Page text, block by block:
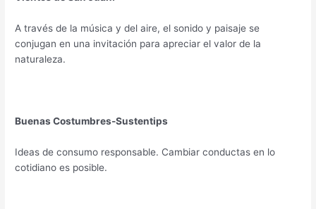
A través de la música y del aire, el sonido y paisaje se
conjugan en una invitación para apreciar el valor de la
naturaleza.
Buenas Costumbres-Sustentips
Ideas de consumo responsable. Cambiar conductas en lo
cotidiano es posible.